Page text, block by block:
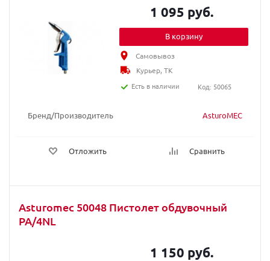
Бренд/Производитель AsturoMEC
Отложить Сравнить
1 095 руб.
В корзину
Самовывоз
Курьер, ТК
Есть в наличии
Код: 50065
Asturomec 50048 Пистолет обдувочный
PA/4NL
1 150 руб.